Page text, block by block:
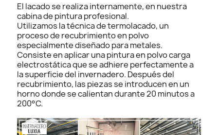
El lacado se realiza internamente, en nuestra
cabina de pintura profesional.
Utilizamos la técnica de termolacado, un
proceso de recubrimiento en polvo
especialmente diseñado para metales.
Consiste en aplicar una pintura en polvo carga
electrostática que se adhiere perfectamente a
la superficie del invernadero. Después del
recubrimiento, las piezas se introducen en un
horno donde se calientan durante 20 minutos a
200°C.